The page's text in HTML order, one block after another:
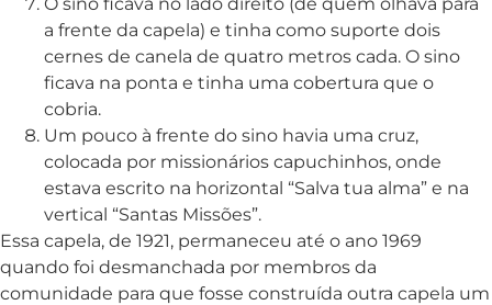
a frente da capela) e tinha como suporte dois
cernes de canela de quatro metros cada. O sino
ficava na ponta e tinha uma cobertura que o
cobria.
Um pouco à frente do sino havia uma cruz,
colocada por missionários capuchinhos, onde
estava escrito na horizontal “Salva tua alma” e na
vertical “Santas Missões”.
Essa capela, de 1921, permaneceu até o ano 1969
quando foi desmanchada por membros da
comunidade para que fosse construída outra capela um